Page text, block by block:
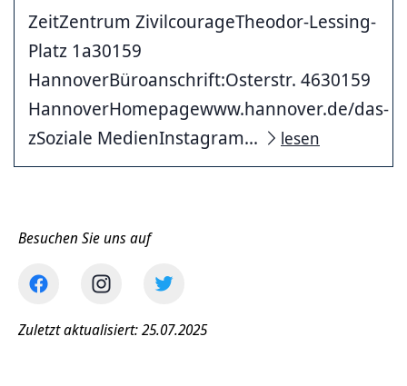
ZeitZentrum ZivilcourageTheodor-Lessing-
Platz 1a30159
HannoverBüroanschrift:Osterstr. 4630159
HannoverHomepagewww.hannover.de/das-
zSoziale MedienInstagram...
lesen
Besuchen Sie uns auf
Zuletzt aktualisiert: 25.07.2025